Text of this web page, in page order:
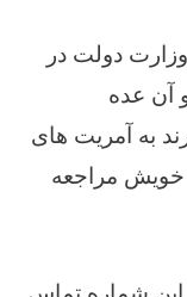
وزارت دولت در
آن عده
به آمریت های
خویش مراجعه